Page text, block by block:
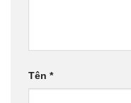
Tên *